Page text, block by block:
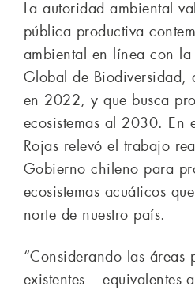
La autoridad ambiental
pública productiva
ambiental en línea con
Global de Biodiversidad,
en 2022, y que busca
ecosistemas al 2030. En
Rojas relevó el trabajo
Gobierno chileno para
ecosistemas acuáticos
norte de nuestro país.
“Considerando las áreas
existentes – equivalentes